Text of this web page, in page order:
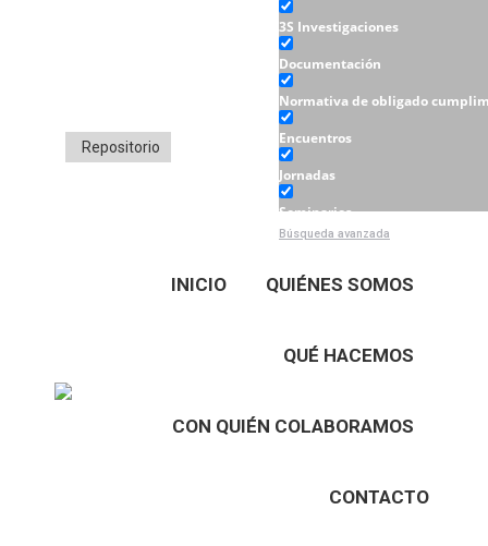
Repositorio
3S Investigaciones
Documentación
Normativa de obligado
Encuentros
Jornadas
Seminarios
Búsqueda avanzada
INICIO QUIÉNES SOMOS
QUÉ HACEMOS
CON QUIÉN COLABORAMOS
CONTACTO